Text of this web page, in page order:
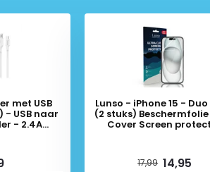
met USB
USB naar
- 2.4A
Lunso - iPhone 15 -
(2 stuks)
Cover Screen
17,99 14,95